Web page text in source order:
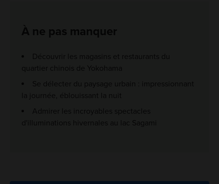
À ne pas manquer
Découvrir les magasins et restaurants du
quartier chinois de Yokohama
Se délecter du paysage urbain : impressionnant
la journée, éblouissant la nuit
Admirer les incroyables spectacles
d'illuminations hivernales au lac Sagami